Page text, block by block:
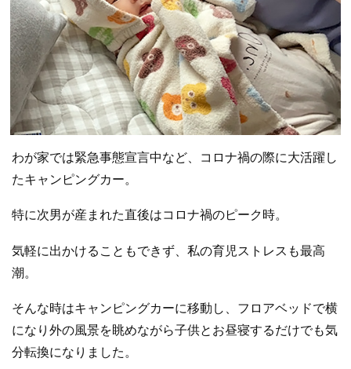
わが家では緊急事態宣言中など、コロナ禍の際に大活躍し
たキャンピングカー。
特に次男が産まれた直後はコロナ禍のピーク時。
気軽に出かけることもできず、私の育児ストレスも最高
潮。
そんな時はキャンピングカーに移動し、フロアベッドで横
になり外の風景を眺めながら子供とお昼寝するだけでも気
分転換になりました。